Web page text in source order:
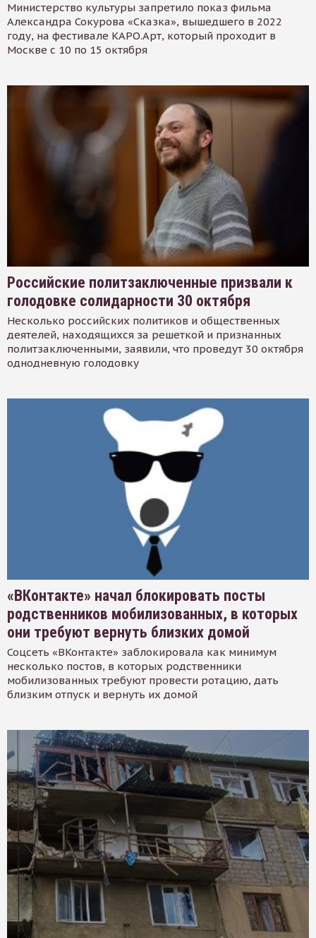
Министерство культуры запретило показ фильма
Александра Сокурова «Сказка», вышедшего в 2022
году, на фестивале КАРО.Арт, который проходит в
Москве с 10 по 15 октября
Российские политзаключенные призвали к
голодовке солидарности 30 октября
Несколько российских политиков и общественных
деятелей, находящихся за решеткой и признанных
политзаключенными, заявили, что проведут 30 октября
однодневную голодовку
«ВКонтакте» начал блокировать посты
родственников мобилизованных, в которых
они требуют вернуть близких домой
Соцсеть «ВКонтакте» заблокировала как минимум
несколько постов, в которых родственники
мобилизованных требуют провести ротацию, дать
близким отпуск и вернуть их домой